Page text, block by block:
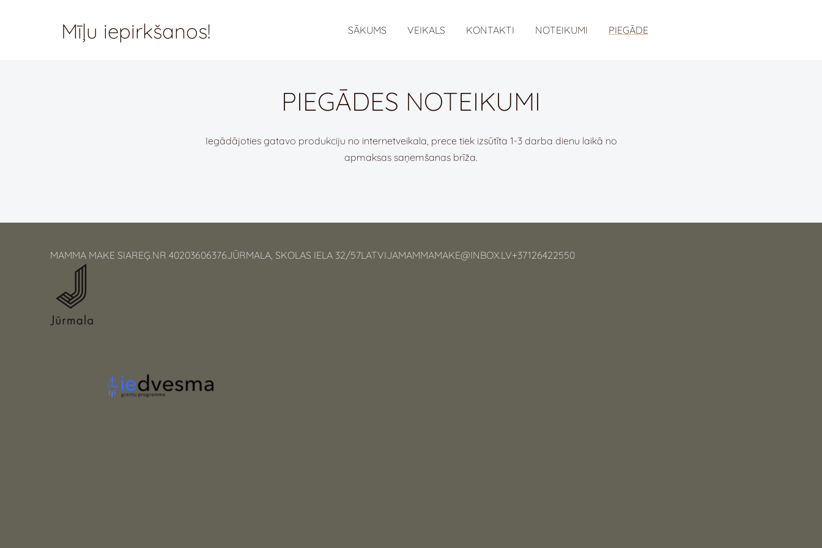
Mīļu iepirkšanos! SĀKUMS VEIKALS KONTAKTI NOTEIKUMI PIEGĀDE
PIEGĀDES NOTEIKUMI
Iegādājoties gatavo produkciju no internetveikala, prece tiek izsūtīta 1-3 darba dienu laikā no
apmaksas saņemšanas brīža.
MAMMA MAKE SIAREĢ.NR 40203606376JŪRMALA, SKOLAS IELA 32/57LATVIJAMAMMAMAKE@INBOX.LV+37126422550